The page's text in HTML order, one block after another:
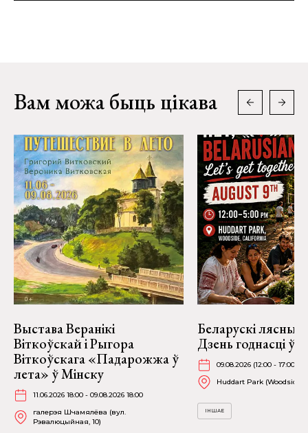
Вам можа быць цікава
Выстава Веранікі
Віткоўскай і Рыгора
Віткоўскага «Падарожжа ў
лета» ў Мінску
11.06.2026 18:00 - 09.08.2026 18:00
галерэя Шчамялёва (вул.
Рэвалюцыйная, 10)
Беларускі лясны
Дзень годнасці ў
09.08.2026 (12:00 - 17:00)
Huddart Park (Woodside)
ІНШАЕ